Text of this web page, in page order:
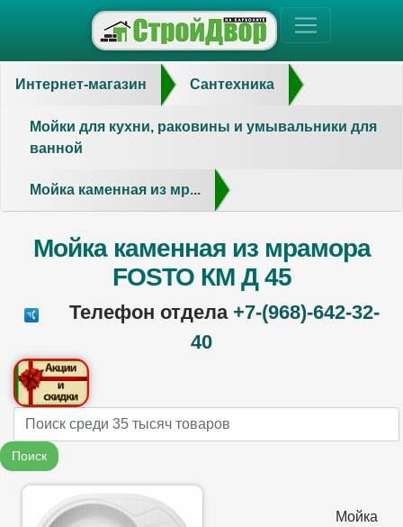
Интернет-магазин Сантехника
Мойки для кухни, раковины и умывальники для
ванной
Мойка каменная из мр...
Мойка каменная из мрамора
FOSTO КМ Д 45
Телефон отдела +7-(968)-642-32-
40
Name
Поиск
Мойка